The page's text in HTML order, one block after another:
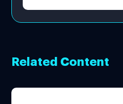
Related Content